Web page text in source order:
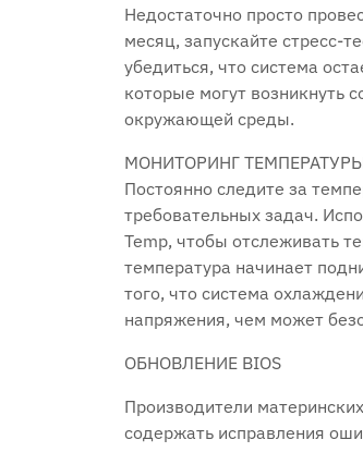
Недостаточно просто
месяц, запускайте стресс-
убедиться, что система
которые могут возникнуть
окружающей среды.
МОНИТОРИНГ
Постоянно следите за
требовательных задач.
Temp, чтобы отслеживать
температура начинает
того, что система
напряжения, чем может
ОБНОВЛЕНИЕ BIOS
Производители
содержать исправления